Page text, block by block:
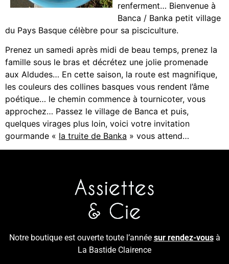
renferment… Bienvenue à
Banca / Banka petit village
du Pays Basque célèbre pour sa pisciculture.
Prenez un samedi après midi de beau temps, prenez la
famille sous le bras et décrétez une jolie promenade
aux Aldudes… En cette saison, la route est magnifique,
les couleurs des collines basques vous rendent l’âme
poétique… le chemin commence à tournicoter, vous
approchez… Passez le village de Banca et puis,
quelques virages plus loin, voici votre invitation
gourmande « la truite de Banka » vous attend…
Notre boutique est ouverte toute l’année sur rendez-vousà
La Bastide Clairence